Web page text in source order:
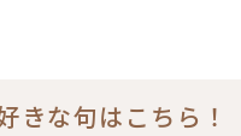
きな句はこちら！